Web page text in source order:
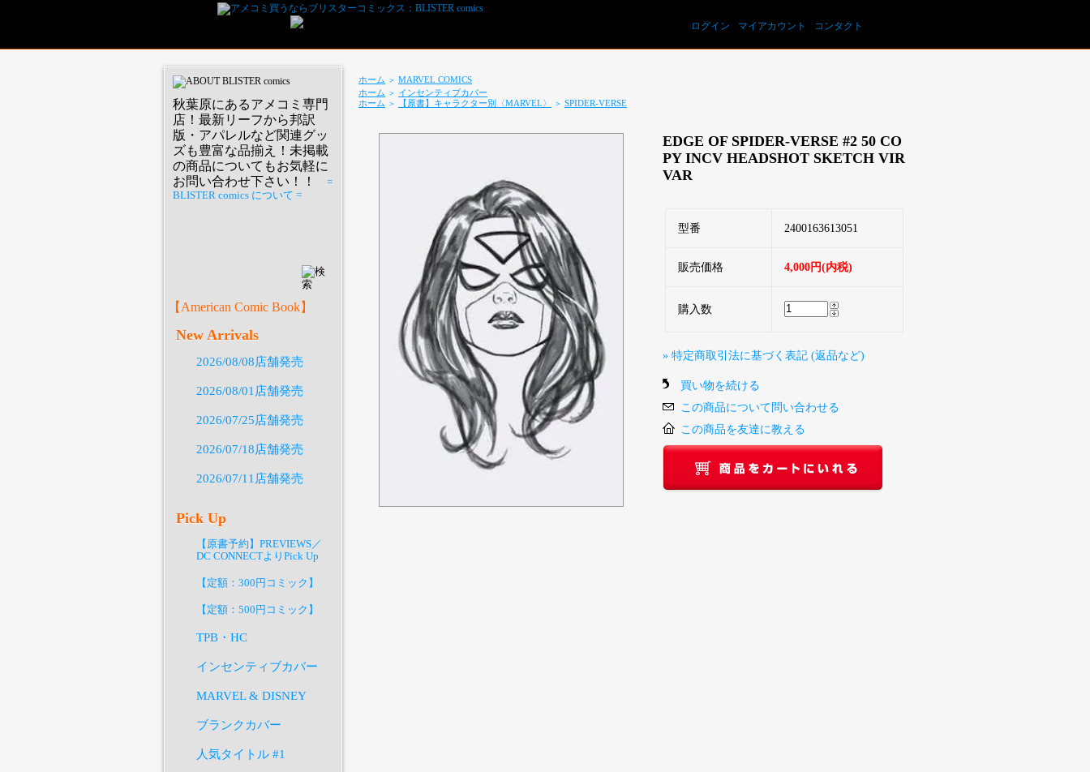
ログイン マイアカウント コンタクト
ホーム ＞ MARVEL COMICS
ホーム ＞ インセンティブカバー
ホーム ＞ 【原書】キャラクター別〈MARVEL〉 ＞ SPIDER-VERSE
EDGE OF SPIDER-VERSE #2 50 CO
PY INCV HEADSHOT SKETCH VIR
VAR
型番 2400163613051
販売価格 4,000円(内税)
購入数
» 特定商取引法に基づく表記 (返品など)
買い物を続ける
この商品について問い合わせる
この商品を友達に教える
秋葉原にあるアメコミ専門
店！最新リーフから邦訳
版・アパレルなど関連グッ
ズも豊富な品揃え！未掲載
の商品についてもお気軽に
お問い合わせ下さい！！
=
BLISTER comics について =
PREVIEWS予約オーダー用紙ダウンロード
【American Comic Book】
New Arrivals
2026/08/08店舗発売
2026/08/01店舗発売
2026/07/25店舗発売
2026/07/18店舗発売
2026/07/11店舗発売
Pick Up
【原書予約】PREVIEWS／
DC CONNECTよりPick Up
【定額：300円コミック】
【定額：500円コミック】
TPB・HC
インセンティブカバー
MARVEL & DISNEY
ブランクカバー
人気タイトル #1